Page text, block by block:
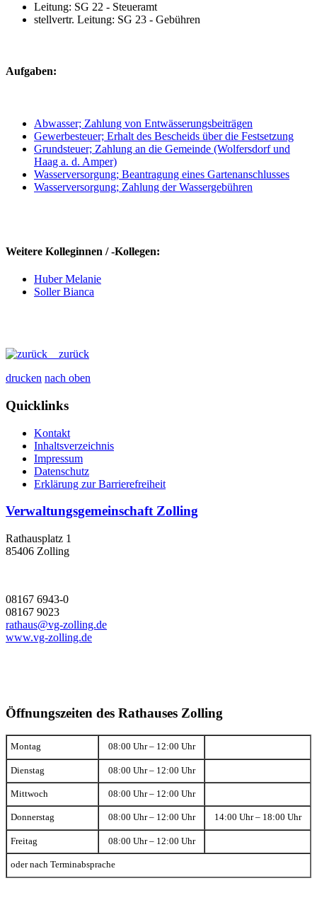
Leitung: SG 22 - Steueramt
stellvertr. Leitung: SG 23 - Gebühren
Aufgaben:
Abwasser; Zahlung von Entwässerungsbeiträgen
Gewerbesteuer; Erhalt des Bescheids über die Festsetzung
Grundsteuer; Zahlung an die Gemeinde (Wolfersdorf und
Haag a. d. Amper)
Wasserversorgung; Beantragung eines Gartenanschlusses
Wasserversorgung; Zahlung der Wassergebühren
Weitere Kolleginnen / -Kollegen:
Huber Melanie
Soller Bianca
zurück
drucken nach oben
Quicklinks
Kontakt
Inhaltsverzeichnis
Impressum
Datenschutz
Erklärung zur Barrierefreiheit
Verwaltungsgemeinschaft Zolling
Rathausplatz 1
85406 Zolling
08167 6943-0
08167 9023
rathaus@vg-zolling.de
www.vg-zolling.de
Öffnungszeiten des Rathauses Zolling
Montag 08:00 Uhr – 12:00 Uhr
Dienstag 08:00 Uhr – 12:00 Uhr
Mittwoch 08:00 Uhr – 12:00 Uhr
Donnerstag 08:00 Uhr – 12:00 Uhr 14:00 Uhr – 18:00 Uhr
Freitag 08:00 Uhr – 12:00 Uhr
oder nach Terminabsprache